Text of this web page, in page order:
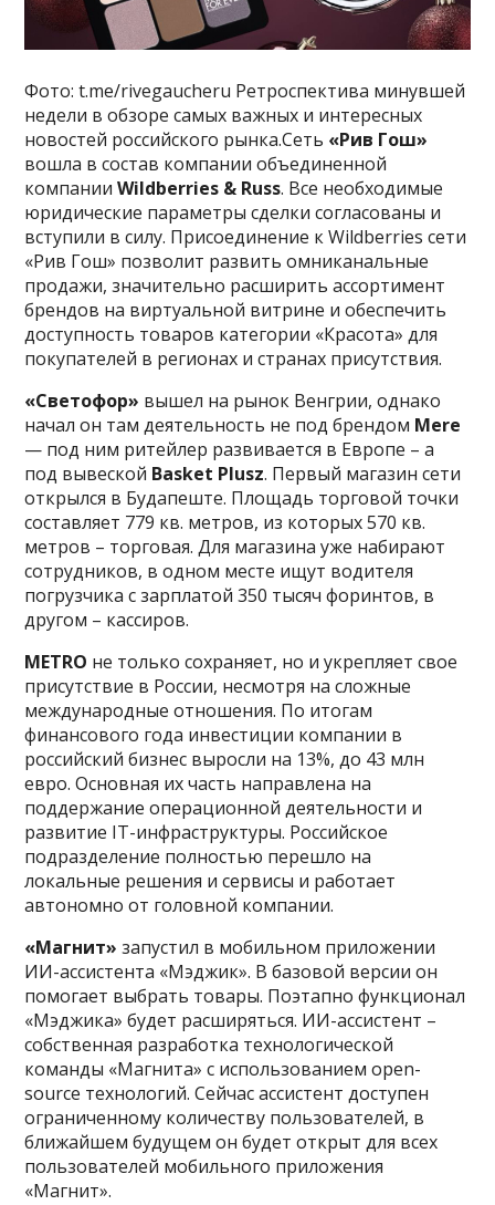
Фото: t.me/rivegaucheru Ретроспектива минувшей
недели в обзоре самых важных и интересных
новостей российского рынка.Сеть «Рив Гош»
вошла в состав компании объединенной
компанииWildberries & Russ. Все необходимые
юридические параметры сделки согласованы и
вступили в силу. Присоединение к Wildberries сети
«Рив Гош» позволит развить омниканальные
продажи, значительно расширить ассортимент
брендов на виртуальной витрине и обеспечить
доступность товаров категории «Красота» для
покупателей в регионах и странах присутствия.
«Светофор» вышел на рынок Венгрии, однако
начал он там деятельность не под брендом Mere
— под ним ритейлер развивается в Европе – а
под вывеской Basket Plusz. Первый магазин сети
открылся в Будапеште. Площадь торговой точки
составляет 779 кв. метров, из которых 570 кв.
метров – торговая. Для магазина уже набирают
сотрудников, в одном месте ищут водителя
погрузчика с зарплатой 350 тысяч форинтов, в
другом – кассиров.
METRO не только сохраняет, но и укрепляет свое
присутствие в России, несмотря на сложные
международные отношения. По итогам
финансового года инвестиции компании в
российский бизнес выросли на 13%, до 43 млн
евро. Основная их часть направлена на
поддержание операционной деятельности и
развитие IT-инфраструктуры. Российское
подразделение полностью перешло на
локальные решения и сервисы и работает
автономно от головной компании.
«Магнит» запустил в мобильном приложении
ИИ-ассистента «Мэджик». В базовой версии он
помогает выбрать товары. Поэтапно функционал
«Мэджика» будет расширяться. ИИ-ассистент –
собственная разработка технологической
команды «Магнита» с использованием open-
source технологий. Сейчас ассистент доступен
ограниченному количеству пользователей, в
ближайшем будущем он будет открыт для всех
пользователей мобильного приложения
«Магнит».